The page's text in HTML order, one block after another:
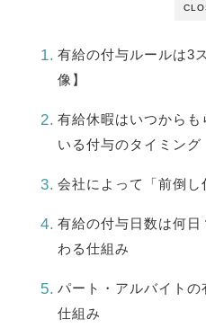
有給の付与ルールは3
像】
有給休暇はいつから
いる付与のタイミング
会社によって「前倒し
有給の付与日数は何
わる仕組み
パート・アルバイト
仕組み